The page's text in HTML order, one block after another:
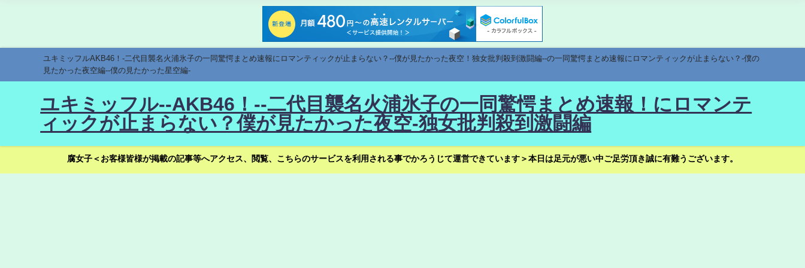
ユキミッフルAKB46！-二代目襲名火浦氷子の一同驚愕まとめ速報にロマンティックが止まらない？--僕が見たかった夜空！独女批判殺到激闘編--の一同驚愕まとめ速報にロマンティックが止まらない？-僕の
見たかった夜空編--僕の見たかった星空編-
ユキミッフル--AKB46！--二代目襲名火浦氷子の一同驚愕まとめ速報！にロマンテ
ィックが止まらない？僕が見たかった夜空-独女批判殺到激闘編
腐女子＜お客様皆様が掲載の記事等へアクセス、閲覧、こちらのサービスを利用される事でかろうじて運営できています＞本日は足元が悪い中ご足労頂き誠に有難うございます。